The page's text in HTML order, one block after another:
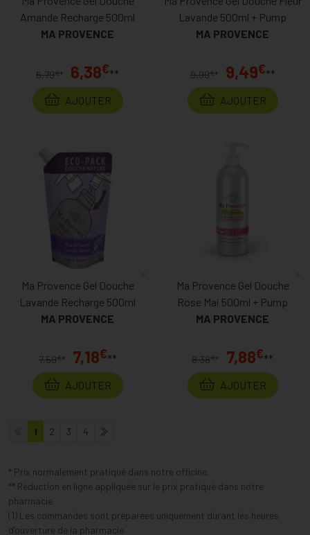
Amande Recharge 500ml
MA PROVENCE
6,79€* 6,38€**
AJOUTER
Lavande 500ml + Pump
MA PROVENCE
9,99€ * 9,49€**
AJOUTER
Ma Provence Gel Douche
Lavande Recharge 500ml
MA PROVENCE
7,59€ * 7,18€**
AJOUTER
Ma Provence Gel Douche
Rose Mai 500ml + Pump
MA PROVENCE
8,38€* 7,88€**
AJOUTER
1 2 3 4
* Prix normalement pratiqué dans notre officine.
** Réduction en ligne appliquée sur le prix pratiqué dans notre
pharmacie.
(1) Les commandes sont préparées uniquement durant les heures
d’ouverture de la pharmacie.